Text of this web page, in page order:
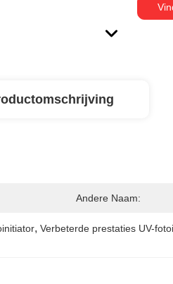
Andere Naam:
, Verbeterde prestaties UV-